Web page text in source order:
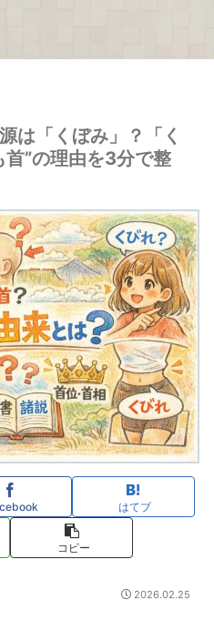
は「くぼみ」？「く
首”の理由を3分で整
はてブ
コピー
2026.02.25